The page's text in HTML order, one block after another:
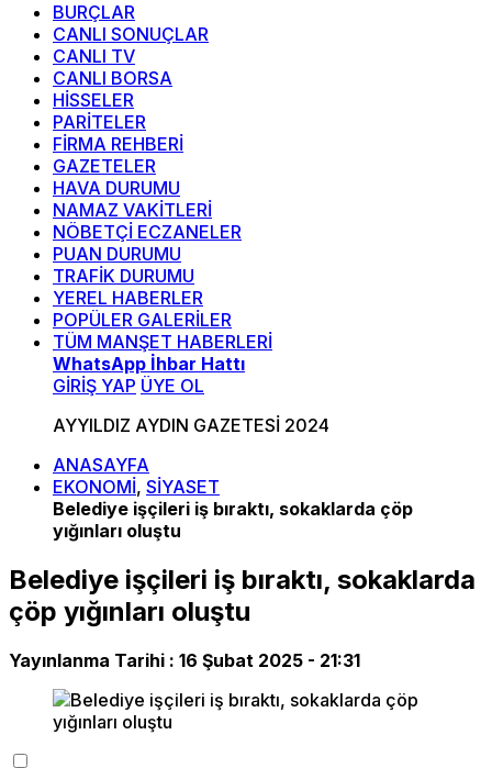
BURÇLAR
CANLI SONUÇLAR
CANLI TV
CANLI BORSA
HİSSELER
PARİTELER
FİRMA REHBERİ
GAZETELER
HAVA DURUMU
NAMAZ VAKİTLERİ
NÖBETÇİ ECZANELER
PUAN DURUMU
TRAFİK DURUMU
YEREL HABERLER
POPÜLER GALERİLER
TÜM MANŞET HABERLERİ
WhatsApp İhbar Hattı
GİRİŞ YAP ÜYE OL
AYYILDIZ AYDIN GAZETESİ 2024
ANASAYFA
EKONOMİ, SİYASET
Belediye işçileri iş bıraktı, sokaklarda çöp
yığınları oluştu
Belediye işçileri iş bıraktı, sokaklarda
çöp yığınları oluştu
Yayınlanma Tarihi : 16 Şubat 2025 - 21:31